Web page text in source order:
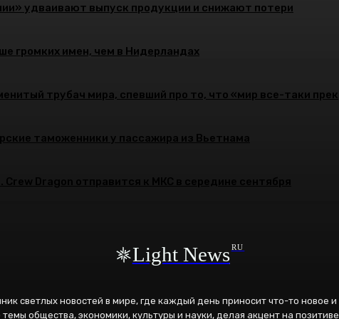
удваивают выпуск продукции и снижают потери
громких имен, чем в Нидерландах
трубач мира, спевший про то, что «мир все-таки
таможенники у пассажира из Вьетнама
Light NewsRU
светлых новостей в мире, где каждый день приносит что-то новое
темы общества, экономики, культуры и науки, делая акцент на